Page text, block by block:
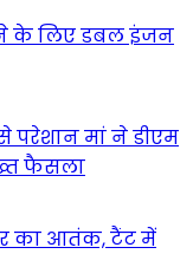
के लिए डबल इंजन
परेशान मां ने डीएम
फैसला
का आतंक, टैंट में